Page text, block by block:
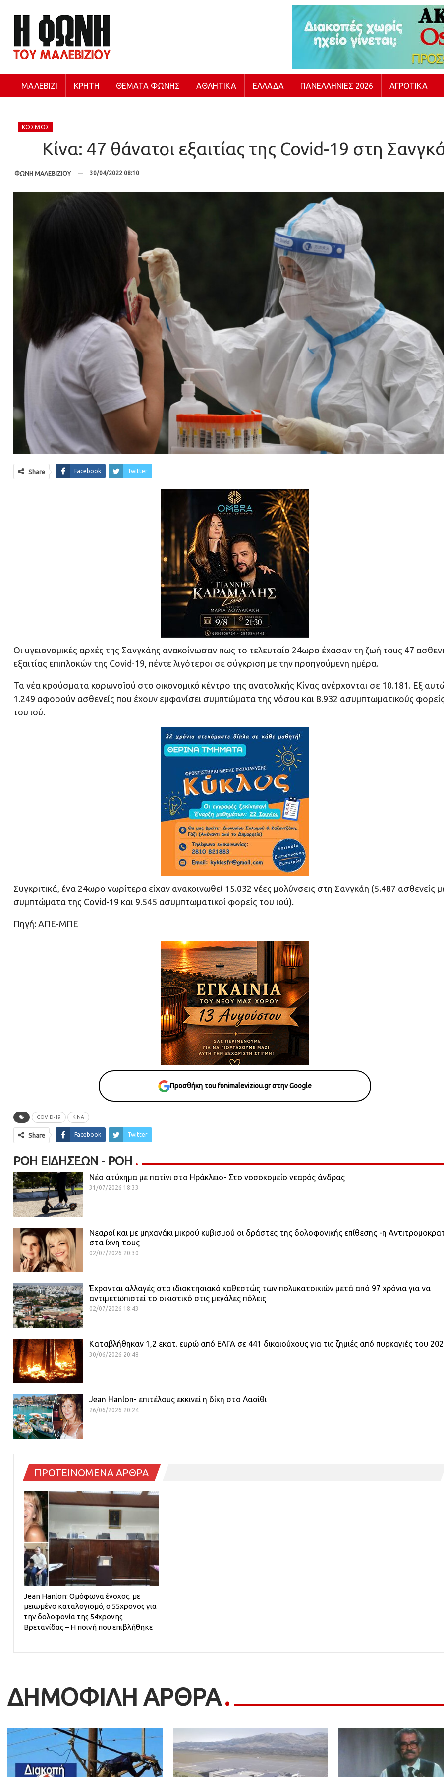
ΜΑΛΕΒΊΖΙ ΚΡΉΤΗ ΘΈΜΑΤΑ ΦΩΝΉΣ ΑΘΛΗΤΙΚΆ ΕΛΛΆΔΑ ΠΑΝΕΛΛΉΝΙΕΣ 2026 ΑΓΡΟΤΙΚΆ
ΚΌΣΜΟΣ
Κίνα: 47 θάνατοι εξαιτίας της Covid-19 στη
ΦΩΝΗ ΜΑΛΕΒΙΖΙΟΥ 30/04/2022 08:10
Share Facebook Twitter
Οι υγειονομικές αρχές της Σανγκάης ανακοίνωσαν πως το τελευταίο 24ωρο έχασαν τη ζωή τους 47
εξαιτίας επιπλοκών της Covid-19, πέντε λιγότεροι σε σύγκριση με την προηγούμενη ημέρα.
Τα νέα κρούσματα κορωνοϊού στο οικονομικό κέντρο της ανατολικής Κίνας ανέρχονται σε 10.181. Εξ
1.249 αφορούν ασθενείς που έχουν εμφανίσει συμπτώματα της νόσου και 8.932 ασυμπτωματικούς
του ιού.
Συγκριτικά, ένα 24ωρο νωρίτερα είχαν ανακοινωθεί 15.032 νέες μολύνσεις στη Σανγκάη (5.487 ασθενείς
συμπτώματα της Covid-19 και 9.545 ασυμπτωματικοί φορείς του ιού).
Πηγή: ΑΠΕ-ΜΠΕ
Προσθήκη του fonimaleviziou.gr στην Google
COVID-19 ΚΊΝΑ
Share Facebook Twitter
ΡΟΉ ΕΙΔΉΣΕΩΝ - ΡΟΗ
Νέο ατύχημα με πατίνι στο Ηράκλειο- Στο νοσοκομείο νεαρός άνδρας
31/07/2026 18:33
Νεαροί και με μηχανάκι μικρού κυβισμού οι δράστες της δολοφονικής επίθεσης -η
στα ίχνη τους
02/07/2026 20:30
Έχρονται αλλαγές στο ιδιοκτησιακό καθεστώς των πολυκατοικιών μετά από 97 χρόνια για να
αντιμετωπιστεί το οικιστικό στις μεγάλες πόλεις
02/07/2026 18:43
Καταβλήθηκαν 1,2 εκατ. ευρώ από ΕΛΓΑ σε 441 δικαιούχους για τις ζημιές από πυρκαγιές του
30/06/2026 20:48
Jean Hanlon- επιτέλους εκκινεί η δίκη στο Λασίθι
26/06/2026 20:24
ΠΡΟΤΕΙΝΟΜΕΝΑ ΑΡΘΡΑ
Jean Hanlon: Ομόφωνα ένοχος, με
μειωμένο καταλογισμό, ο 55χρονος για
την δολοφονία της 54χρονης
Βρετανίδας – Η ποινή που επιβλήθηκε
ΔΗΜΟΦΙΛΗ ΑΡΘΡΑ